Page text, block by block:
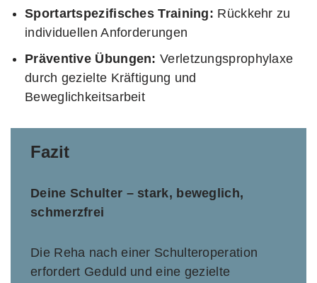
Sportartspezifisches Training: Rückkehr zu
individuellen Anforderungen
Präventive Übungen: Verletzungsprophylaxe
durch gezielte Kräftigung und
Beweglichkeitsarbeit
Fazit
Deine Schulter – stark, beweglich,
schmerzfrei
Die Reha nach einer Schulteroperation
erfordert Geduld und eine gezielte